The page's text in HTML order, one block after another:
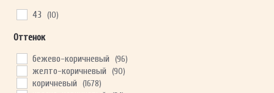
Ваши данные не будут переданы третьим лицам
43
(10)
Оттенок
бежево-коричневый
(96)
желто-коричневый (90)
коричневый (1678)